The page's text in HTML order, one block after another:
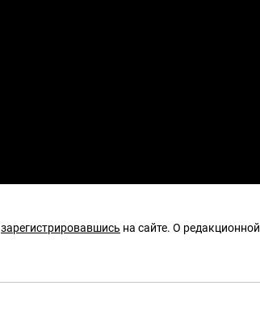
зарегистрировавшись на сайте. О редакционной